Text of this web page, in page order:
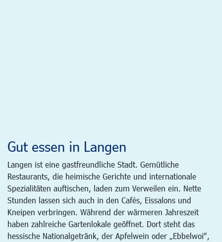
Gut essen in Langen
Langen ist eine gastfreundliche Stadt. Gemütliche
Restaurants, die heimische Gerichte und internationale
Spezialitäten auftischen, laden zum Verweilen ein. Nette
Stunden lassen sich auch in den Cafés, Eissalons und
Kneipen verbringen. Während der wärmeren Jahreszeit
haben zahlreiche Gartenlokale geöffnet. Dort steht das
hessische Nationalgetränk, der Apfelwein oder „Ebbelwoi“,